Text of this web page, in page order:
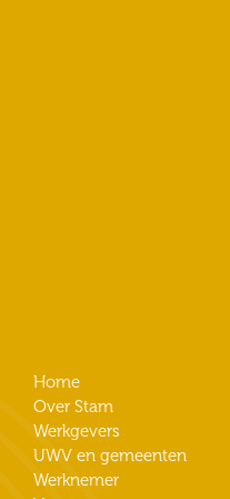
Home
Over Stam
Werkgevers
UWV en gemeenten
Werknemer